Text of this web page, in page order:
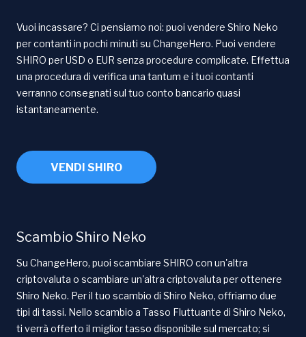
Vuoi incassare? Ci pensiamo noi: puoi vendere Shiro Neko
per contanti in pochi minuti su ChangeHero. Puoi vendere
SHIRO per USD o EUR senza procedure complicate. Effettua
una procedura di verifica una tantum e i tuoi contanti
verranno consegnati sul tuo conto bancario quasi
istantaneamente.
VENDI SHIRO
Scambio Shiro Neko
Su ChangeHero, puoi scambiare SHIRO con un'altra
criptovaluta o scambiare un'altra criptovaluta per ottenere
Shiro Neko. Per il tuo scambio di Shiro Neko, offriamo due
tipi di tassi. Nello scambio a Tasso Fluttuante di Shiro Neko,
ti verrà offerto il miglior tasso disponibile sul mercato; si